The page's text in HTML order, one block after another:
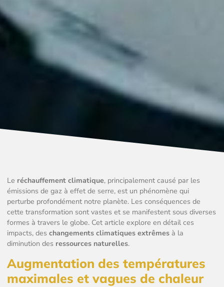
Le réchauffement climatique, principalement causé par les
émissions de gaz à effet de serre, est un phénomène qui
perturbe profondément notre planète. Les conséquences de
cette transformation sont vastes et se manifestent sous diverses
formes à travers le globe. Cet article explore en détail ces
impacts, deschangements climatiques extrêmes à la
diminution des ressources naturelles.
Augmentation des températures
maximales et vagues de chaleur